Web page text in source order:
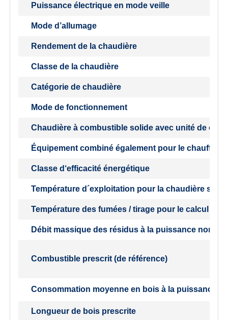
Puissance électrique en mode veille
Mode d’allumage
Rendement de la chaudière
Classe de la chaudière
Catégorie de chaudière
Mode de fonctionnement
Chaudière à combustible solide avec unité de
Équipement combiné également pour le chauffage
Classe d‘efficacité énergétique
Température d´exploitation pour la chaudière
Température des fumées / tirage pour le calcul du
Débit massique des résidus à la puissance
Combustible prescrit (de référence)
Consommation moyenne en bois à la puissance
Longueur de bois prescrite